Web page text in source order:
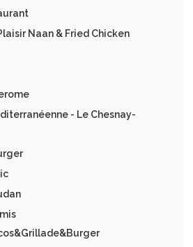
Naan & Fried Chicken
- Le Chesnay-